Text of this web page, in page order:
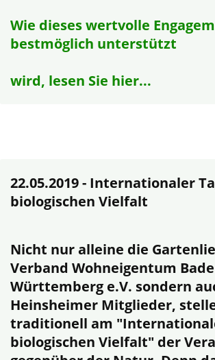
Wie dieses wertvolle
bestmöglich unterstützt
wird, lesen Sie hier...
22.05.2019 - Internationaler
biologischen Vielfalt
Nicht nur alleine die
Verband Wohneigentum
Württemberg e.V. sondern
Heinsheimer Mitglieder,
traditionell am
biologischen Vielfalt" der